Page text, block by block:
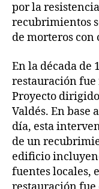
por la
recubrimientos
de morteros con
En la década de
restauración
Proyecto
Valdés. En base
día, esta
de un
edificio
fuentes locales,